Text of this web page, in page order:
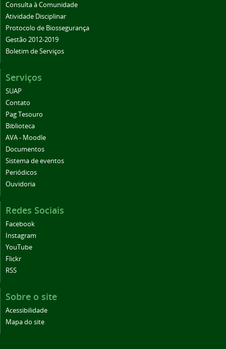
Consulta à Comunidade
Atividade Disciplinar
Protocolo de Biossegurança
Gestão 2012-2019
Boletim de Serviços
Serviços
SUAP
Contato
Pag Tesouro
Biblioteca
AVA - Moodle
Documentos
Sistema de eventos
Periódicos
Ouvidoria
Redes Sociais
Facebook
Instagram
YouTube
Flickr
RSS
Sobre o site
Acessibilidade
Mapa do site